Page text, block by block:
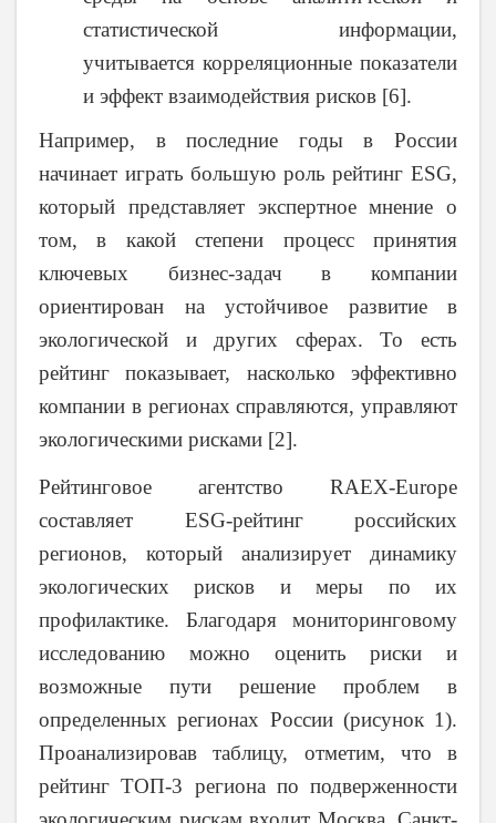
статистической информации,
учитывается корреляционные показатели
и эффект взаимодействия рисков [6].
Например, в последние годы в России
начинает играть большую роль рейтинг ESG,
который представляет экспертное мнение о
том, в какой степени процесс принятия
ключевых бизнес-задач в компании
ориентирован на устойчивое развитие в
экологической и других сферах. То есть
рейтинг показывает, насколько эффективно
компании в регионах справляются, управляют
экологическими рисками [2].
Рейтинговое агентство RAEX-Europe
составляет ESG-рейтинг российских
регионов, который анализирует динамику
экологических рисков и меры по их
профилактике. Благодаря мониторинговому
исследованию можно оценить риски и
возможные пути решение проблем в
определенных регионах России (рисунок 1).
Проанализировав таблицу, отметим, что в
рейтинг ТОП-3 региона по подверженности